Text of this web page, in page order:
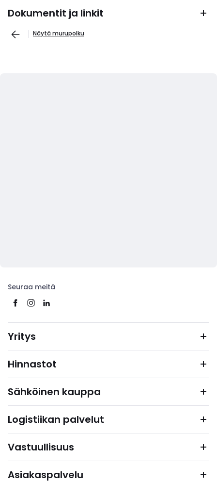
Dokumentit ja linkit
Näytä murupolku
Seuraa meitä
Yritys
Hinnastot
Sähköinen kauppa
Logistiikan palvelut
Vastuullisuus
Asiakaspalvelu